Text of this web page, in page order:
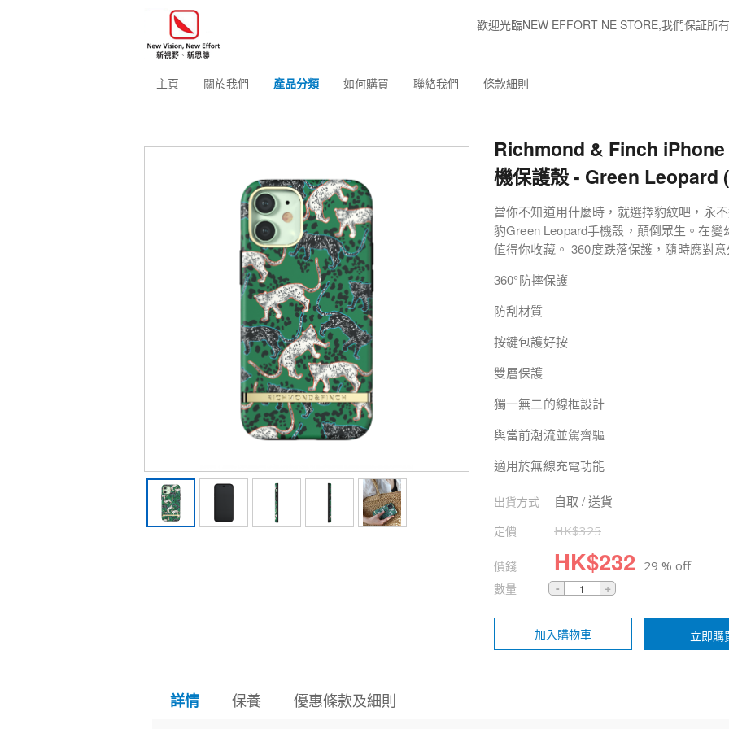
歡迎光臨NEW EFFORT NE STORE,我們保証所
主頁 關於我們 產品分類 如何購買 聯絡我們 條款細則
Richmond & Finch iPhone
機保護殼 - Green Leopard
當你不知道用什麼時，就選擇豹紋吧，永
豹Green Leopard手機殼，顛倒眾生。在
值得你收藏。 360度跌落保護，隨時應對
360°防摔保護
防刮材質
按鍵包護好按
雙層保護
獨一無二的線框設計
與當前潮流並駕齊驅
適用於無線充電功能
出貨方式 自取 / 送貨
定價 HK$325
價錢 HK$232 29 % off
數量
加入購物車 立即購
詳情 保養 優惠條款及細則